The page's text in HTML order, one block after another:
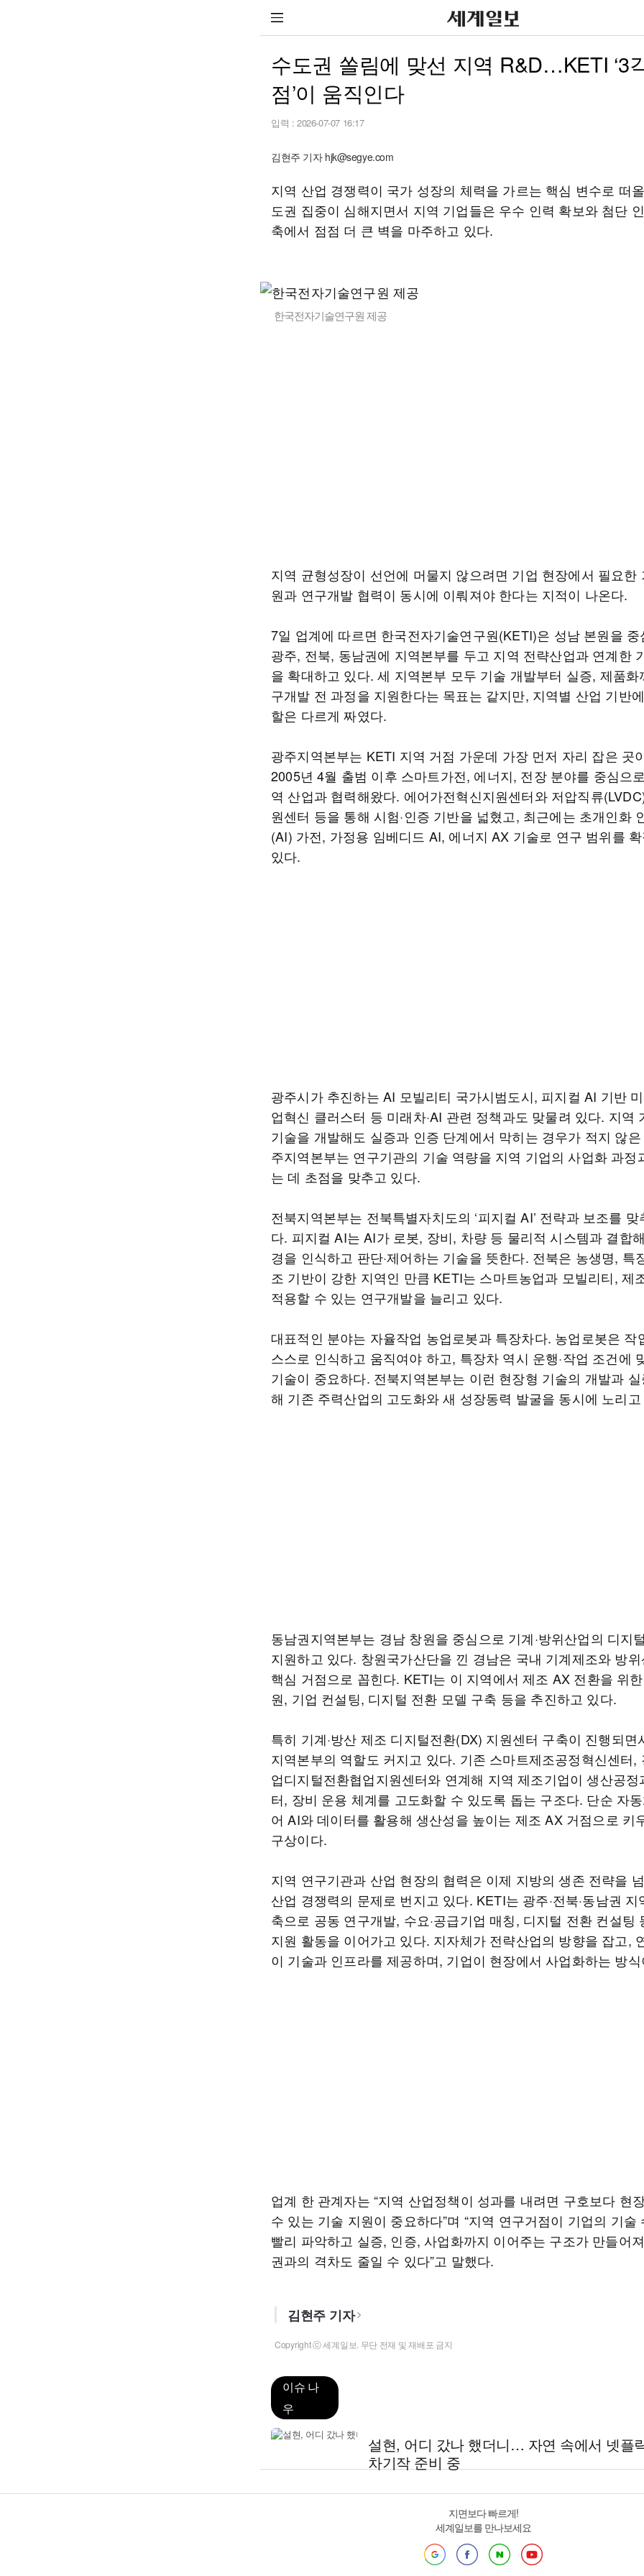
수도권 쏠림에 맞선 지역 R&D…KETI ‘3
점’이 움직인다
입력 : 2026-07-07 16:17
김현주 기자 hjk@segye.com
지역 산업 경쟁력이 국가 성장의 체력을 가르는 핵심 변수로 떠
도권 집중이 심해지면서 지역 기업들은 우수 인력 확보와 첨단
축에서 점점 더 큰 벽을 마주하고 있다.
한국전자기술연구원 제공
지역 균형성장이 선언에 머물지 않으려면 기업 현장에서 필요한
원과 연구개발 협력이 동시에 이뤄져야 한다는 지적이 나온다.
7일 업계에 따르면 한국전자기술연구원(KETI)은 성남 본원을 중
광주, 전북, 동남권에 지역본부를 두고 지역 전략산업과 연계한
을 확대하고 있다. 세 지역본부 모두 기술 개발부터 실증, 제품화
구개발 전 과정을 지원한다는 목표는 같지만, 지역별 산업 기반
할은 다르게 짜였다.
광주지역본부는 KETI 지역 거점 가운데 가장 먼저 자리 잡은 곳
2005년 4월 출범 이후 스마트가전, 에너지, 전장 분야를 중심으
역 산업과 협력해왔다. 에어가전혁신지원센터와 저압직류
원센터 등을 통해 시험·인증 기반을 넓혔고, 최근에는 초개인화
(AI) 가전, 가정용 임베디드 AI, 에너지 AX 기술로 연구 범위를
있다.
광주시가 추진하는 AI 모빌리티 국가시범도시, 피지컬 AI 기반
업혁신 클러스터 등 미래차·AI 관련 정책과도 맞물려 있다. 지역
기술을 개발해도 실증과 인증 단계에서 막히는 경우가 적지 않
주지역본부는 연구기관의 기술 역량을 지역 기업의 사업화 과정
는 데 초점을 맞추고 있다.
전북지역본부는 전북특별자치도의 ‘피지컬 AI’ 전략과 보조를 맞
다. 피지컬 AI는 AI가 로봇, 장비, 차량 등 물리적 시스템과 결합
경을 인식하고 판단·제어하는 기술을 뜻한다. 전북은 농생명, 특
조 기반이 강한 지역인 만큼 KETI는 스마트농업과 모빌리티, 제
적용할 수 있는 연구개발을 늘리고 있다.
대표적인 분야는 자율작업 농업로봇과 특장차다. 농업로봇은 작
스스로 인식하고 움직여야 하고, 특장차 역시 운행·작업 조건에
기술이 중요하다. 전북지역본부는 이런 현장형 기술의 개발과
해 기존 주력산업의 고도화와 새 성장동력 발굴을 동시에 노리고
동남권지역본부는 경남 창원을 중심으로 기계·방위산업의 디지
지원하고 있다. 창원국가산단을 낀 경남은 국내 기계제조와 방위
핵심 거점으로 꼽힌다. KETI는 이 지역에서 제조 AX 전환을 위
원, 기업 컨설팅, 디지털 전환 모델 구축 등을 추진하고 있다.
특히 기계·방산 제조 디지털전환(DX) 지원센터 구축이 진행되면
지역본부의 역할도 커지고 있다. 기존 스마트제조공정혁신센터,
업디지털전환협업지원센터와 연계해 지역 제조기업이 생산공정
터, 장비 운용 체계를 고도화할 수 있도록 돕는 구조다. 단순 자
어 AI와 데이터를 활용해 생산성을 높이는 제조 AX 거점으로 키
구상이다.
지역 연구기관과 산업 현장의 협력은 이제 지방의 생존 전략을
산업 경쟁력의 문제로 번지고 있다. KETI는 광주·전북·동남권 지
축으로 공동 연구개발, 수요·공급기업 매칭, 디지털 전환 컨설팅
지원 활동을 이어가고 있다. 지자체가 전략산업의 방향을 잡고,
이 기술과 인프라를 제공하며, 기업이 현장에서 사업화하는 방식
업계 한 관계자는 “지역 산업정책이 성과를 내려면 구호보다 현
수 있는 기술 지원이 중요하다”며 “지역 연구거점이 기업의 기술
빨리 파악하고 실증, 인증, 사업화까지 이어주는 구조가 만들어
권과의 격차도 줄일 수 있다”고 말했다.
김현주 기자
Copyright ⓒ 세계일보. 무단 전재 및 재배포 금지
이슈 나
우
설현, 어디 갔나 했더니… 자연 속에서 넷플
차기작 준비 중
지면보다 빠르게!
세계일보를 만나보세요